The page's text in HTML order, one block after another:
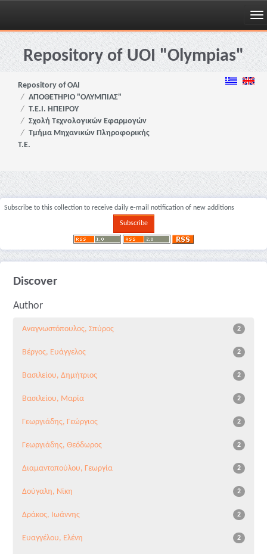
Skip
navigationRepository of UOI "Olympias"
Repository of OAI
ΑΠΟΘΕΤΗΡΙΟ "ΟΛΥΜΠΙΑΣ"
Τ.Ε.Ι. ΗΠΕΙΡΟΥ
Σχολή Τεχνολογικών Εφαρμογών
Τμήμα Μηχανικών Πληροφορικής
Τ.Ε.
Subscribe to this collection to receive daily e-mail notification of new additions
Discover
Author
2
Αναγνωστόπουλος, Σπύρος
2
Βέργος, Ευάγγελος
2
Βασιλείου, Δημήτριος
2
Βασιλείου, Μαρία
2
Γεωργιάδης, Γεώργιος
2
Γεωργιάδης, Θεόδωρος
2
Διαμαντοπούλου, Γεωργία
2
Δούγαλη, Νίκη
2
Δράκος, Ιωάννης
2
Ευαγγέλου, Ελένη